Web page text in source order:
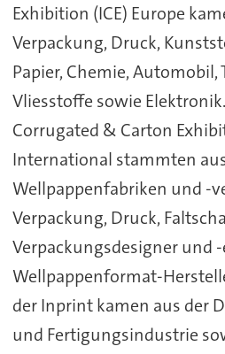
Exhibition (ICE) Europe
Verpackung, Druck,
Papier, Chemie, Automobil,
Vliesstoffe sowie
Corrugated & Carton
International stammten
Wellpappenfabriken und -
Verpackung, Druck,
Verpackungsdesigner und
Wellpappenformat-
der Inprint kamen aus der
und Fertigungsindustrie